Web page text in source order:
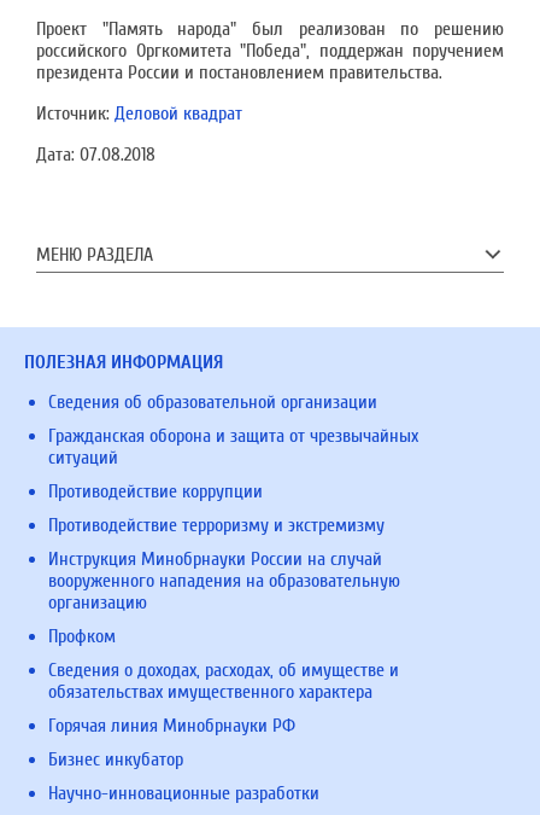
Проект "Память народа" был реализован по решению
российского Оргкомитета "Победа", поддержан поручением
президента России и постановлением правительства.
Источник: Деловой квадрат
Дата: 07.08.2018
МЕНЮ РАЗДЕЛА
ПОЛЕЗНАЯ ИНФОРМАЦИЯ
Сведения об образовательной организации
Гражданская оборона и защита от чрезвычайных
ситуаций
Противодействие коррупции
Противодействие терроризму и экстремизму
Инструкция Минобрнауки России на случай
вооруженного нападения на образовательную
организацию
Профком
Сведения о доходах, расходах, об имуществе и
обязательствах имущественного характера
Горячая линия Минобрнауки РФ
Бизнес инкубатор
Научно-инновационные разработки